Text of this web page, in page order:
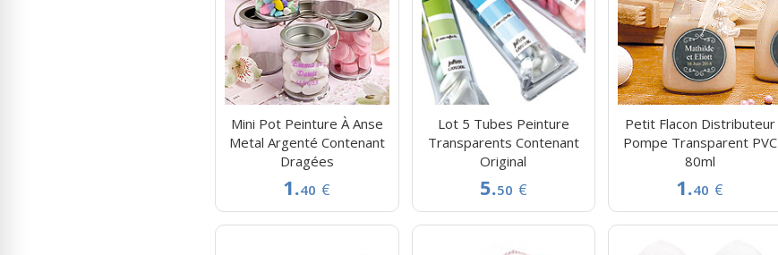
Mini Pot Peinture À Anse
Metal Argenté Contenant
Dragées
1.40 €
Lot 5 Tubes Peinture
Transparents Contenant
Original
5.50 €
Petit Flacon Distributeur
Pompe Transparent PVC
80ml
1.40 €